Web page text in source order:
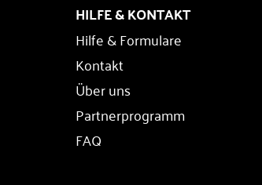
HILFE & KONTAKT
Hilfe & Formulare
Kontakt
Über uns
Partnerprogramm
FAQ